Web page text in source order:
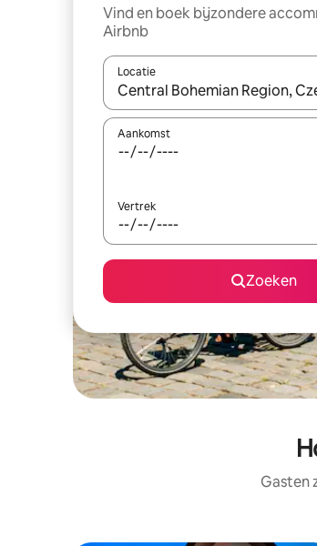
Vind en boek bijzondere
Airbnb
Locatie
Wanneer er resultaten
Aankomst
Vertrek
Zoeken
Gasten